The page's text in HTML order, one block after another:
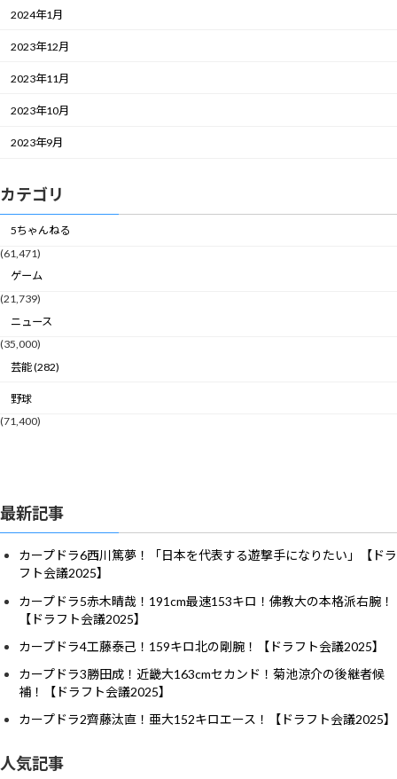
2024年1月
2023年12月
2023年11月
2023年10月
2023年9月
カテゴリ
5ちゃんねる
(61,471)
ゲーム
(21,739)
ニュース
(35,000)
芸能 (282)
野球
(71,400)
最新記事
カープドラ6西川篤夢！「日本を代表する遊撃手になりたい」【ドラ
フト会議2025】
カープドラ5赤木晴哉！191cm最速153キロ！佛教大の本格派右腕！
【ドラフト会議2025】
カープドラ4工藤泰己！159キロ北の剛腕！【ドラフト会議2025】
カープドラ3勝田成！近畿大163cmセカンド！菊池涼介の後継者候
補！【ドラフト会議2025】
カープドラ2齊藤汰直！亜大152キロエース！【ドラフト会議2025】
人気記事